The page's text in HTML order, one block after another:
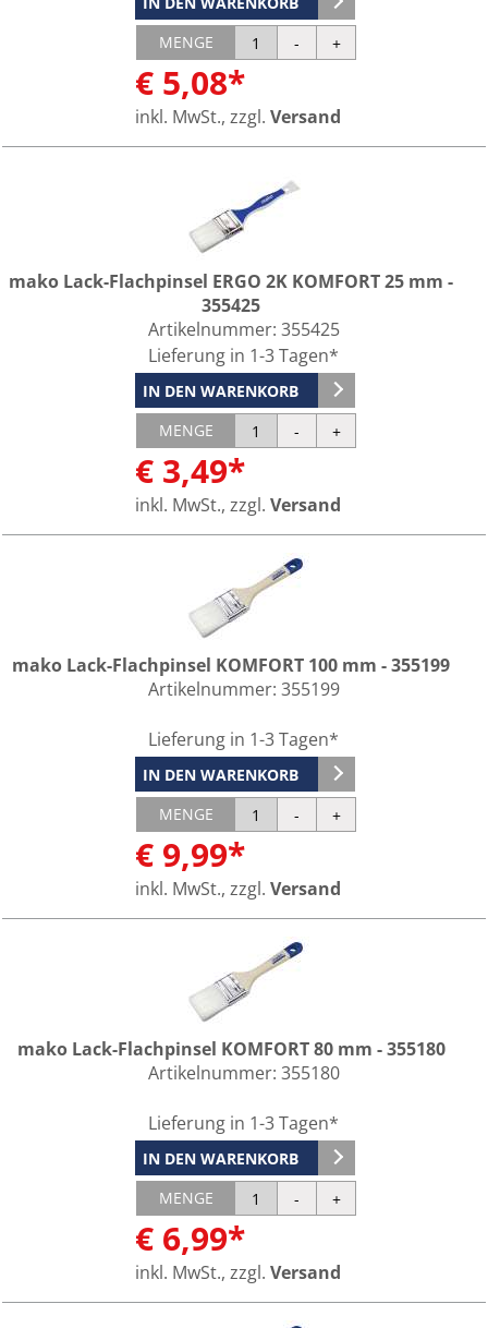
MENGE
€ 5,08*
inkl. MwSt., zzgl. Versand
mako Lack-Flachpinsel ERGO 2K KOMFORT 25 mm -
355425
Artikelnummer: 355425
Lieferung in 1-3 Tagen*
IN DEN WARENKORB
MENGE
€ 3,49*
inkl. MwSt., zzgl. Versand
mako Lack-Flachpinsel KOMFORT 100 mm - 355199
Artikelnummer: 355199
Lieferung in 1-3 Tagen*
IN DEN WARENKORB
MENGE
€ 9,99*
inkl. MwSt., zzgl. Versand
mako Lack-Flachpinsel KOMFORT 80 mm - 355180
Artikelnummer: 355180
Lieferung in 1-3 Tagen*
IN DEN WARENKORB
MENGE
€ 6,99*
inkl. MwSt., zzgl. Versand